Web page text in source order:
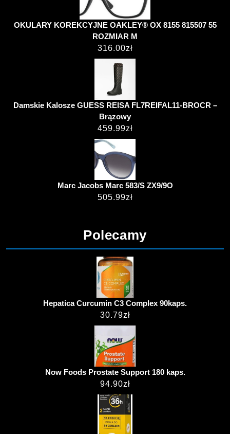
OKULARY KOREKCYJNE OAKLEY® OX 8155 815507 55
ROZMIAR M
316.00zł
Damskie Kalosze GUESS REISA FL7REIFAL11-BROCR –
Brązowy
459.99zł
Marc Jacobs Marc 583/S ZX9/9O
505.99zł
Polecamy
Hepatica Curcumin C3 Complex 90kaps.
30.79zł
Now Foods Prostate Support 180 kaps.
94.90zł